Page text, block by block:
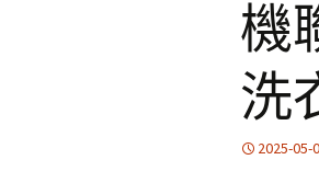
機
洗
2025-05-